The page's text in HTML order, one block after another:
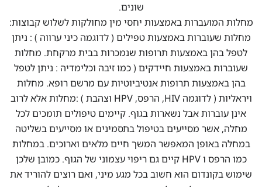
שונים.
מחלות המועברות באמצעות יחסי מין מחולקות לשלוש קבוצות:
מחלות שעוברות באמצעות טפילים ( לדוגמה כיני ערווה ) : ניתן
לטפל בהן באמצעות תרופות שנמכרות בבית מרקחת. מחלות
שעוברות באמצעות חיידקים ( כמו זיבה וכלימדיה : ניתן לטפל
בהן באמצעות תרופות אנטיביוטיות עם מרשם רופא. מחלות
ויראליות ( לדוגמה HIV, הרפס, HPV וצהבת ) :מחלות אלא לרוב
אינן עוברות אבל נשארות בגוף. קיימים טיפולים תומכים לכל
מחלה, אשר מסייעים בטיפול בתסמינים או מסייעים בשליטה
במחלה באופן המאפשר המשך חיים מלאים וארוכים. במחלות
כמו הרפס ו HPV קיים גם ריפוי עצמוני של הגוף. כמובן שלכן
שימוש בקונדום הוא חשוב בכל מגע מיני, ואם רוצים להוריד את